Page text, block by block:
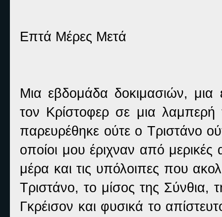
Επτά Μέρες Μετά
Μια εβδομάδα δοκιμασιών,
τον Κρίστοφερ σε μια
παρευρέθηκε ούτε ο Τριστάνο
οποίοι μου έριχναν από μερικές
μέρα και τις υπόλοιπες που
Τριστάνο, το μίσος της Σύνθια,
Γκρέισον και φυσικά το